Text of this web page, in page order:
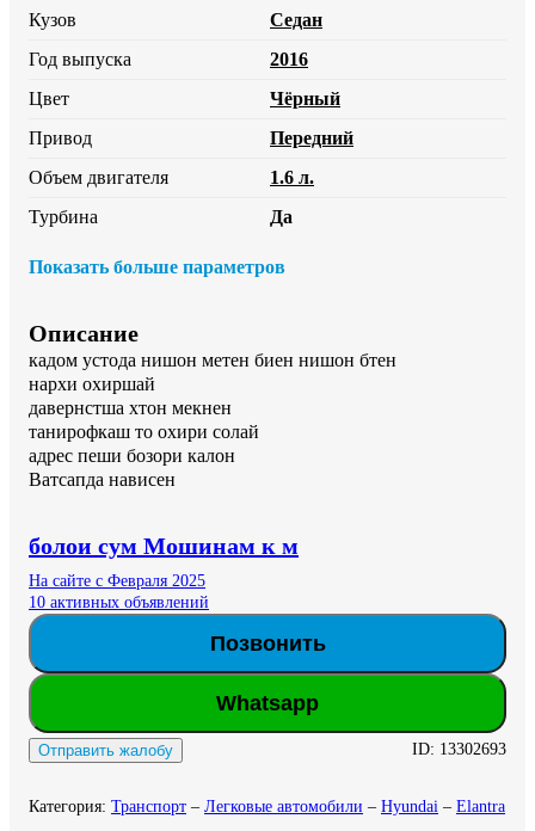
Кузов
Седан
Год выпуска
2016
Цвет
Чёрный
Привод
Передний
Объем двигателя
1.6 л.
Турбина
Да
Показать больше параметров
Описание
кадом устода нишон метен биен нишон бтен
нархи охиршай
давернстша хтон мекнен
танирофкаш то охири солай
адрес пеши бозори калон
Ватсапда нависен
болои сум Мошинам к м
На сайте с Февраля 2025
10 активных объявлений
Позвонить
Whatsapp
Отправить жалобу ID: 13302693
Категория: Транспорт – Легковые автомобили – Hyundai – Elantra